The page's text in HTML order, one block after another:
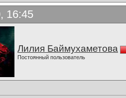
16:45
Лилия Баймухаметова
Постоянный пользователь